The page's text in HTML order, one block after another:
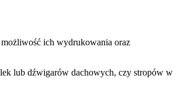
ich wydrukowania oraz
lub dźwigarów dachowych, czy stropów w